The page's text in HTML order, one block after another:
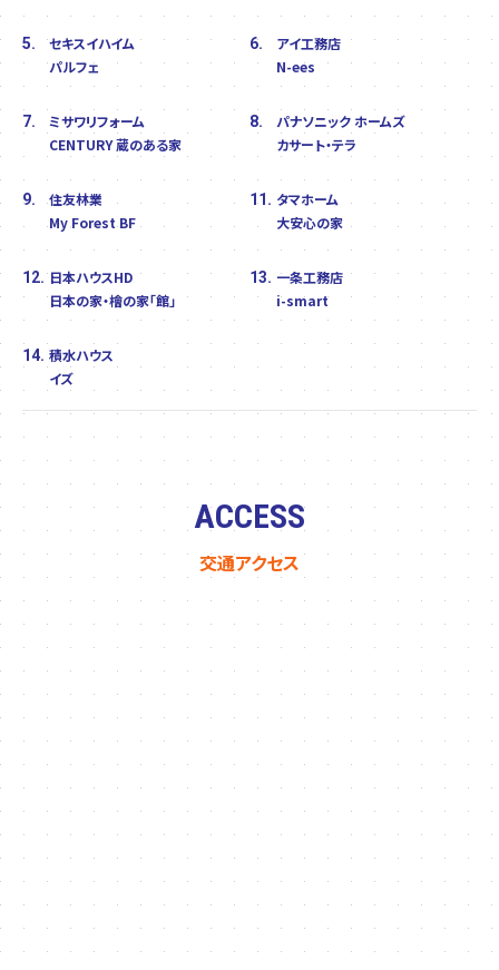
5.
セキスイハイム
パルフェ
6.
アイ工務店
N-ees
7.
ミサワリフォーム
CENTURY 蔵のある家
8.
パナソニック ホームズ
カサート・テラ
9.
住友林業
My Forest BF
11. タマホーム
大安心の家
12. 日本ハウスHD
日本の家・檜の家「館」
13. 一条工務店
i-smart
14. 積水ハウス
イズ
ACCESS
交通アクセス